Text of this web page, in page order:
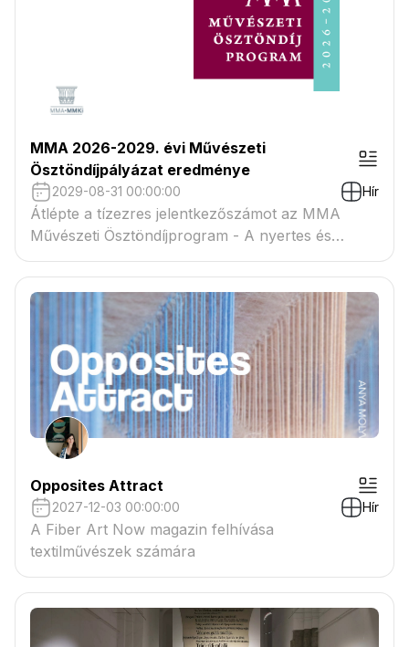
MMA 2026-2029. évi Művészeti
Ösztöndíjpályázat eredménye
2029-08-31 00:00:00 Hír
Átlépte a tízezres jelentkezőszámot az MMA
Művészeti Ösztöndíjprogram - A nyertes és
tartaléklistás pályázók névsora megtekinthető a
csatolmányban
Opposites Attract
2027-12-03 00:00:00 Hír
A Fiber Art Now magazin felhívása
textilművészek számára